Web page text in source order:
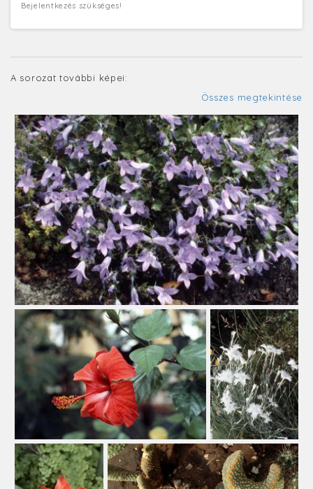
Bejelentkezés szükséges!
A sorozat további képei:
Összes megtekintése